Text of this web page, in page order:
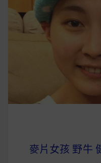
無麩質食物清單一
早餐這樣料理最適
早上沒時間做早餐
麥片女孩 野牛